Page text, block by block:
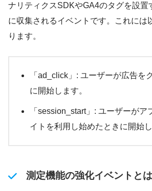
ナリティクスSDKやGA4のタグを設置
に収集されるイベントです。これには
ります。
「ad_click」: ユーザーが広告を
に開始します。
「session_start」: ユーザーがア
イトを利用し始めたときに開始し
測定機能の強化イベントとは